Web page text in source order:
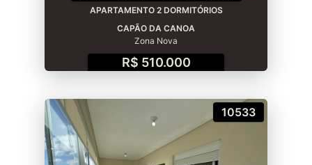
APARTAMENTO 2 DORMITÓRIOS
CAPÃO DA CANOA
Zona Nova
R$ 510.000
10533